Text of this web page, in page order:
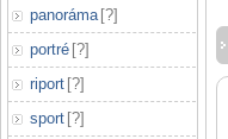
panoráma [?]
portré [?]
riport [?]
sport [?]